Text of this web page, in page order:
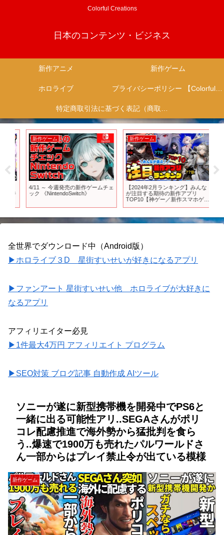
Colorful Creations
日本のコンテンツ・ビジネス
新作アニメ 新作ゲーム
ホロライブ プライバシーポリシー 【Colorful Creation】
特定商取引法に基づく表記（商取引に関する開示）
新作ゲーム
4/11 ～ 今週発売の新作ゲームチェ
ック 《NintendoSwitch》
新作ゲーム
【2024年2月ランキング】みんな
が注目する期待の新作アプリ
TOP10【神ゲー／新作スマホゲー
全世界でダウンロード中（Android版）
▶ホロライブ３D 星街すいせいが好きになるアプリ
▶ファンアート 星街すいせい他 ホロライブが大好きに
なるアプリ
アフィリエイター必見
▶1件最大4万円 アフィリエイト プログラム
▶SEO対策 ブログ記事 自動作成 AIツール
ソニーが遂に新型携帯機を開発中でPS6と
一緒に出る可能性アリ..SEGAさんがポリ
コレ配慮推進で海外勢から猛批判を食ら
う..爆速で1900万も売れたパルワールドさ
ん一部からはプレイ禁止令が出ている模様
新作ゲーム